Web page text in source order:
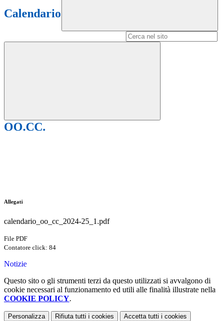
Calendario
OO.CC.
Allegati
calendario_oo_cc_2024-25_1.pdf
File PDF
Contatore click: 84
Notizie
Questo sito o gli strumenti terzi da questo utilizzati si avvalgono di
cookie necessari al funzionamento ed utili alle finalità illustrate nella
COOKIE POLICY.
Personalizza Rifiuta tutti i cookies Accetta tutti i cookies